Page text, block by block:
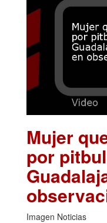
Mujer
por
Imagen Noticias